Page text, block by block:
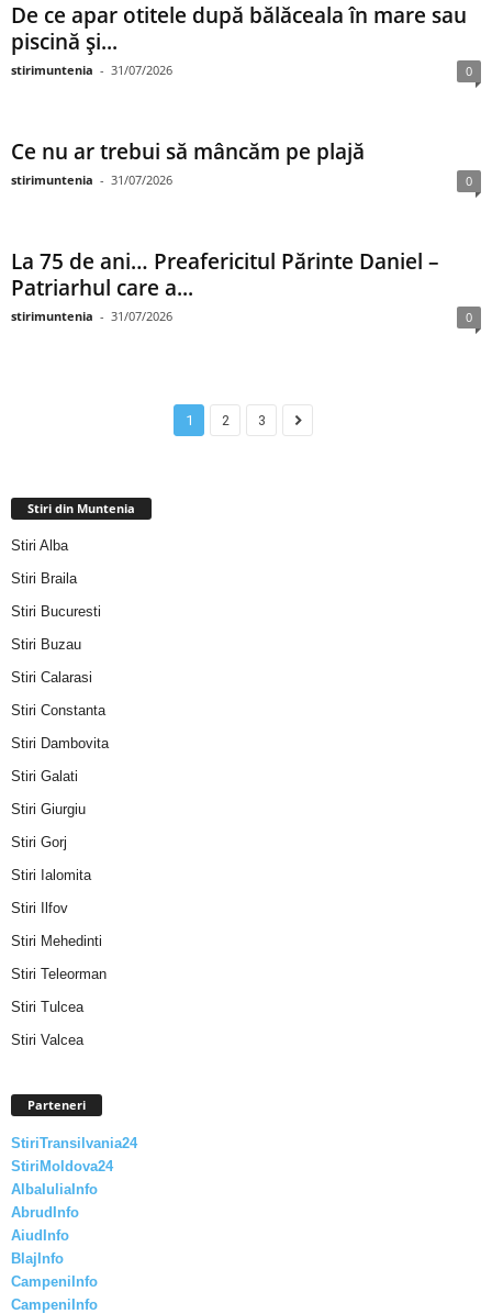
De ce apar otitele după bălăceala în mare sau
piscină și...
stirimuntenia - 31/07/2026 0
Ce nu ar trebui să mâncăm pe plajă
stirimuntenia - 31/07/2026 0
La 75 de ani… Preafericitul Părinte Daniel –
Patriarhul care a...
stirimuntenia - 31/07/2026 0
1 2 3
Stiri din Muntenia
Stiri Alba
Stiri Braila
Stiri Bucuresti
Stiri Buzau
Stiri Calarasi
Stiri Constanta
Stiri Dambovita
Stiri Galati
Stiri Giurgiu
Stiri Gorj
Stiri Ialomita
Stiri Ilfov
Stiri Mehedinti
Stiri Teleorman
Stiri Tulcea
Stiri Valcea
Parteneri
StiriTransilvania24
StiriMoldova24
AlbaIuliaInfo
AbrudInfo
AiudInfo
BlajInfo
CampeniInfo
CampeniInfo